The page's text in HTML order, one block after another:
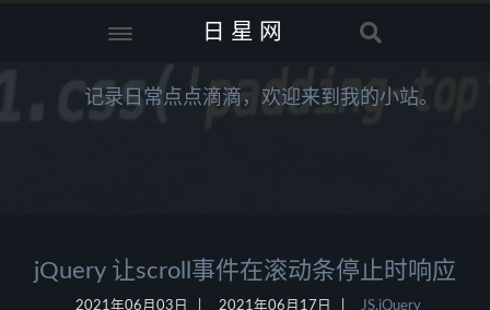
日星网
记录日常点点滴滴，欢迎来到我的小站。
jQuery 让scroll事件在滚动条停止时响应
2021年06月03日 2021年06月17日 JS,jQuery